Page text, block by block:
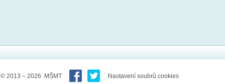
© 2013 – 2026 MŠMT Nastavení soubrů cookies